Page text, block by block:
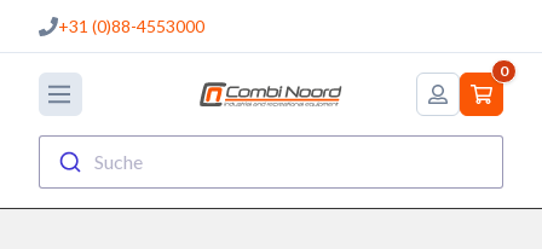
+31 (0)88-4553000
0
Suche